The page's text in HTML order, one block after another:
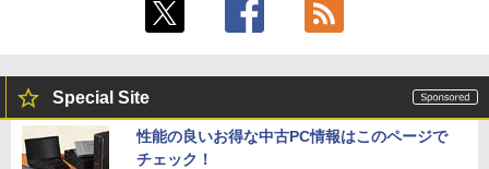
Special Site
性能の良いお得な中古PC情報はこのページで
チェック！